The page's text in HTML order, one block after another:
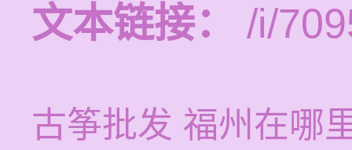
文本链接：
/i/
古筝批发 福州在哪